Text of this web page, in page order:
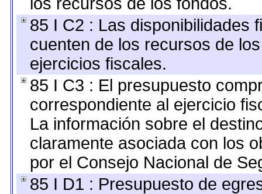
85 I C2 : Las disponibilidades
cuenten de los recursos de
ejercicios fiscales.
85 I C3 : El presupuesto
correspondiente al ejercicio
La información sobre el
claramente asociada con los
por el Consejo Nacional de
85 I D1 : Presupuesto de